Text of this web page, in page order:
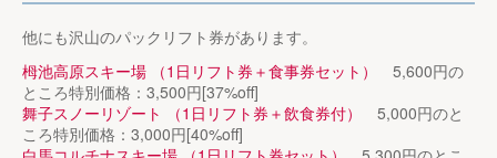
他にも沢山のパックリフト券があります。
栂池高原スキー場 （1日リフト券＋食事券セット）
5,600円の
ところ特別価格：3,500円[37%off]
舞子スノーリゾート （1日リフト券＋飲食券付）
5,000円のと
ころ特別価格：3,000円[40%off]